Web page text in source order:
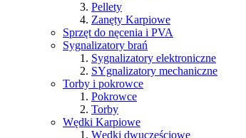
Pellety
Zanęty Karpiowe
Sprzęt do nęcenia i PVA
Sygnalizatory brań
Sygnalizatory elektroniczne
SYgnalizatory mechaniczne
Torby i pokrowce
Pokrowce
Torby
Wędki Karpiowe
Wędki dwuczęściowe